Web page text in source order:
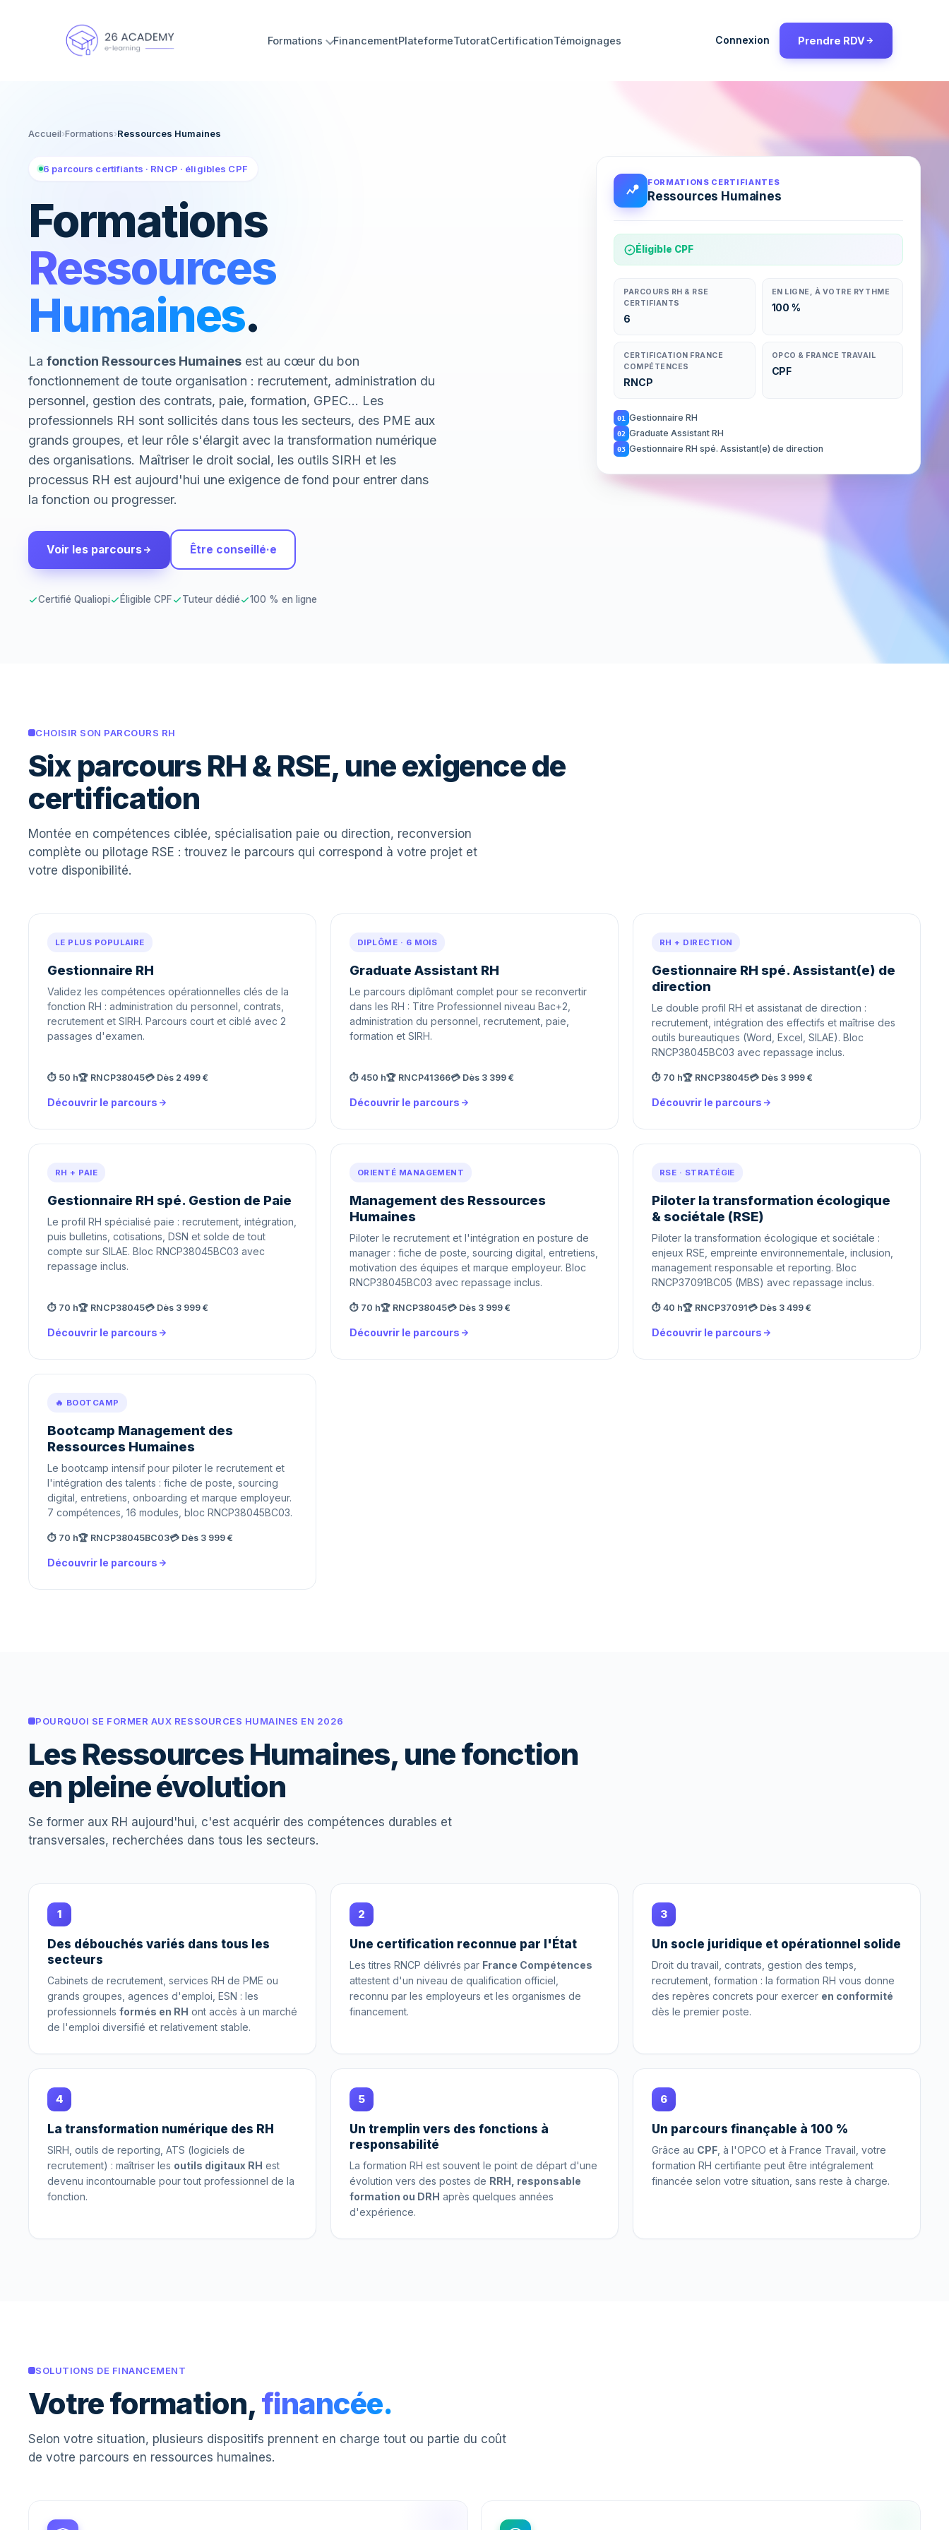
Formations FinancementPlateformeTutoratCertificationTémoignages Connexion Prendre RDV
Accueil›Formations›Ressources Humaines
6 parcours certifiants · RNCP · éligibles CPF
Formations
Ressources
Humaines.
La fonction Ressources Humaines est au cœur du bon
fonctionnement de toute organisation : recrutement, administration du
personnel, gestion des contrats, paie, formation, GPEC… Les
professionnels RH sont sollicités dans tous les secteurs, des PME aux
grands groupes, et leur rôle s'élargit avec la transformation numérique
des organisations. Maîtriser le droit social, les outils SIRH et les
processus RH est aujourd'hui une exigence de fond pour entrer dans
la fonction ou progresser.
Voir les parcours Être conseillé·e
Certifié Qualiopi Éligible CPF Tuteur dédié 100 % en ligne
FORMATIONS CERTIFIANTES
Ressources Humaines
Éligible CPF
PARCOURS RH & RSE
CERTIFIANTS
6
EN LIGNE, À VOTRE RYTHME
100 %
CERTIFICATION FRANCE
COMPÉTENCES
RNCP
OPCO & FRANCE TRAVAIL
CPF
01 Gestionnaire RH
02 Graduate Assistant RH
03 Gestionnaire RH spé. Assistant(e) de direction
CHOISIR SON PARCOURS RH
Six parcours RH & RSE, une exigence de
certification
Montée en compétences ciblée, spécialisation paie ou direction, reconversion
complète ou pilotage RSE : trouvez le parcours qui correspond à votre projet et
votre disponibilité.
LE PLUS POPULAIRE
Gestionnaire RH
Validez les compétences opérationnelles clés de la
fonction RH : administration du personnel, contrats,
recrutement et SIRH. Parcours court et ciblé avec 2
passages d'examen.
⏱ 50 h🏆 RNCP38045💳 Dès 2 499 €
Découvrir le parcours
DIPLÔME · 6 MOIS
Graduate Assistant RH
Le parcours diplômant complet pour se reconvertir
dans les RH : Titre Professionnel niveau Bac+2,
administration du personnel, recrutement, paie,
formation et SIRH.
⏱ 450 h🏆 RNCP41366💳 Dès 3 399 €
Découvrir le parcours
RH + DIRECTION
Gestionnaire RH spé. Assistant(e) de
direction
Le double profil RH et assistanat de direction :
recrutement, intégration des effectifs et maîtrise des
outils bureautiques (Word, Excel, SILAE). Bloc
RNCP38045BC03 avec repassage inclus.
⏱ 70 h🏆 RNCP38045💳 Dès 3 999 €
Découvrir le parcours
RH + PAIE
Gestionnaire RH spé. Gestion de Paie
Le profil RH spécialisé paie : recrutement, intégration,
puis bulletins, cotisations, DSN et solde de tout
compte sur SILAE. Bloc RNCP38045BC03 avec
repassage inclus.
⏱ 70 h🏆 RNCP38045💳 Dès 3 999 €
Découvrir le parcours
ORIENTÉ MANAGEMENT
Management des Ressources
Humaines
Piloter le recrutement et l'intégration en posture de
manager : fiche de poste, sourcing digital, entretiens,
motivation des équipes et marque employeur. Bloc
RNCP38045BC03 avec repassage inclus.
⏱ 70 h🏆 RNCP38045💳 Dès 3 999 €
Découvrir le parcours
RSE · STRATÉGIE
Piloter la transformation écologique
& sociétale (RSE)
Piloter la transformation écologique et sociétale :
enjeux RSE, empreinte environnementale, inclusion,
management responsable et reporting. Bloc
RNCP37091BC05 (MBS) avec repassage inclus.
⏱ 40 h🏆 RNCP37091💳 Dès 3 499 €
Découvrir le parcours
🔥 BOOTCAMP
Bootcamp Management des
Ressources Humaines
Le bootcamp intensif pour piloter le recrutement et
l'intégration des talents : fiche de poste, sourcing
digital, entretiens, onboarding et marque employeur.
7 compétences, 16 modules, bloc RNCP38045BC03.
⏱ 70 h🏆 RNCP38045BC03💳 Dès 3 999 €
Découvrir le parcours
POURQUOI SE FORMER AUX RESSOURCES HUMAINES EN 2026
Les Ressources Humaines, une fonction
en pleine évolution
Se former aux RH aujourd'hui, c'est acquérir des compétences durables et
transversales, recherchées dans tous les secteurs.
1
Des débouchés variés dans tous les
secteurs
Cabinets de recrutement, services RH de PME ou
grands groupes, agences d'emploi, ESN : les
professionnels formés en RH ont accès à un marché
de l'emploi diversifié et relativement stable.
2
Une certification reconnue par l'État
Les titres RNCP délivrés par France Compétences
attestent d'un niveau de qualification officiel,
reconnu par les employeurs et les organismes de
financement.
3
Un socle juridique et opérationnel solide
Droit du travail, contrats, gestion des temps,
recrutement, formation : la formation RH vous donne
des repères concrets pour exercer en conformité
dès le premier poste.
4
La transformation numérique des RH
SIRH, outils de reporting, ATS (logiciels de
recrutement) : maîtriser les outils digitaux RH est
devenu incontournable pour tout professionnel de la
fonction.
5
Un tremplin vers des fonctions à
responsabilité
La formation RH est souvent le point de départ d'une
évolution vers des postes de RRH, responsable
formation ou DRH après quelques années
d'expérience.
6
Un parcours finançable à 100 %
Grâce au CPF , à l'OPCO et à France Travail, votre
formation RH certifiante peut être intégralement
financée selon votre situation, sans reste à charge.
SOLUTIONS DE FINANCEMENT
Votre formation,financée.
Selon votre situation, plusieurs dispositifs prennent en charge tout ou partie du coût
de votre parcours en ressources humaines.